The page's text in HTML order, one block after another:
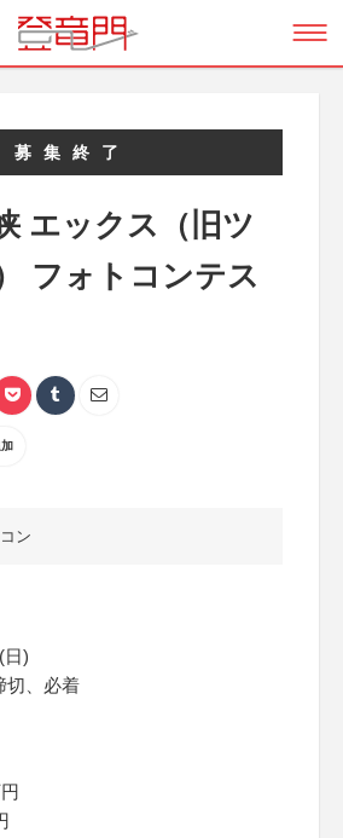
募集終了
エックス（旧ツ
フォトコンテス
ン
日)
切、必着